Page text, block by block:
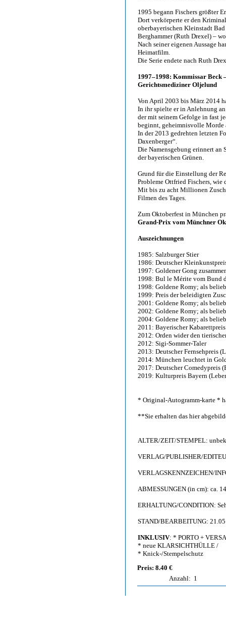
1995 begann Fischers größter
Dort verkörperte er den
oberbayerischen Kleinstadt
Berghammer (Ruth Drexel) –
Nach seiner eigenen Aussage
Heimatfilm.
Die Serie endete nach Ruth
1997–1998: Kommissar Beck
Gerichtsmediziner Oljelund
Von April 2003 bis März 2014
In ihr spielte er in Anlehnung
der mit seinem Gefolge in fast
beginnt, geheimnisvolle Morde
In der 2013 gedrehten letzten
Daxenberger“.
Die Namensgebung erinnert an
der bayerischen Grünen.
Grund für die Einstellung der
Probleme Ottfried Fischers,
Mit bis zu acht Millionen
Filmen des Tages.
Zum Oktoberfest in München
Grand-Prix vom Münchner
Auszeichnungen
1985: Salzburger Stier
1986: Deutscher
1997: Goldener Gong
1998: Bul le Mérite vom Bund
1998: Goldene Romy; als
1999: Preis der beleidigten
2001: Goldene Romy; als
2002: Goldene Romy; als
2004: Goldene Romy; als
2011: Bayerischer
2012: Orden wider den
2012: Sigi-Sommer-Taler
2013: Deutscher Fernsehpreis
2014: München leuchtet in
2017: Deutscher Comedypreis
2019: Kulturpreis Bayern
* Original-Autogramm-karte *
**Sie erhalten das hier
ALTER/ZEIT/STEMPEL:
VERLAG/PUBLISHER/
VERLAGSKENNZEICHEN/
ABMESSUNGEN (in cm): ca.
ERHALTUNG/CONDITION:
STAND/BEARBEITUNG:
INKLUSIV: * PORTO +
* neue KLARSICHTHÜLLE /
* Knick-/Stempelschutz
Preis: 8.40 €
Anzahl: 1